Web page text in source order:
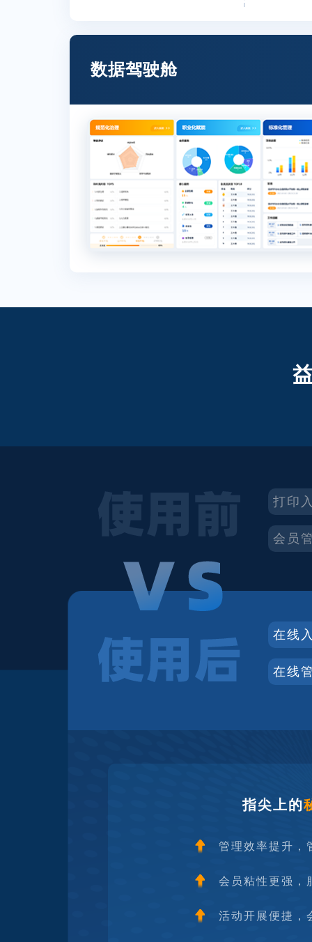
数据驾驶舱
打印
会员
在线
在线
指尖上的
管理效率提升，
会员粘性更强，
活动开展便捷，